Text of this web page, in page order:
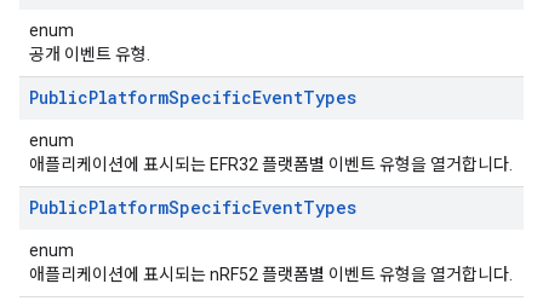
enum
공개 이벤트 유형.
PublicPlatformSpecificEventTypes
enum
애플리케이션에 표시되는 EFR32 플랫폼별 이벤트 유형을 열거합니다.
PublicPlatformSpecificEventTypes
enum
애플리케이션에 표시되는 nRF52 플랫폼별 이벤트 유형을 열거합니다.